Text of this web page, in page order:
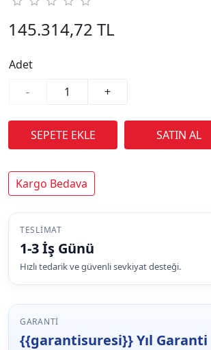
145.314,72 TL
Adet
-
+
Kargo Bedava
TESLIMAT
1-3 İş Günü
Hızlı tedarik ve güvenli sevkiyat desteği.
GARANTI
{{garantisuresi}} Yıl Garanti